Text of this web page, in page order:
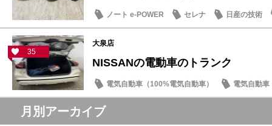
ノート e-POWER セレナ 日産の技術
35
大泉店
NISSANの電動車のトランク
電気自動車（100%電気自動車）
電気自動車
新車
日常の出来事
月別アーカイブ